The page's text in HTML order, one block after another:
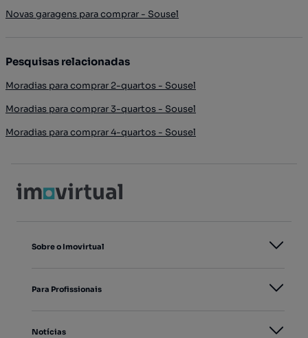
Novas garagens para comprar - Sousel
Pesquisas relacionadas
Moradias para comprar 2-quartos - Sousel
Moradias para comprar 3-quartos - Sousel
Moradias para comprar 4-quartos - Sousel
Sobre o Imovirtual
Para Profissionais
Notícias